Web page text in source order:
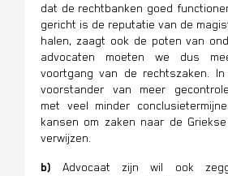
dat de rechtbanken goed
gericht is de reputatie van de
halen, zaagt ook de poten van
advocaten moeten we dus
voortgang van de rechtszaken.
voorstander van meer
met veel minder
kansen om zaken naar de
verwijzen.
b)Advocaat zijn wil ook